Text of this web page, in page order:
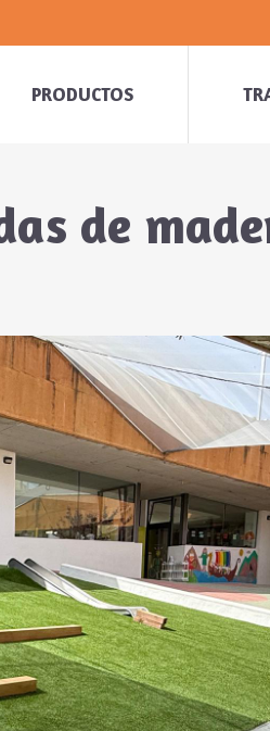
PRODUCTOS
de